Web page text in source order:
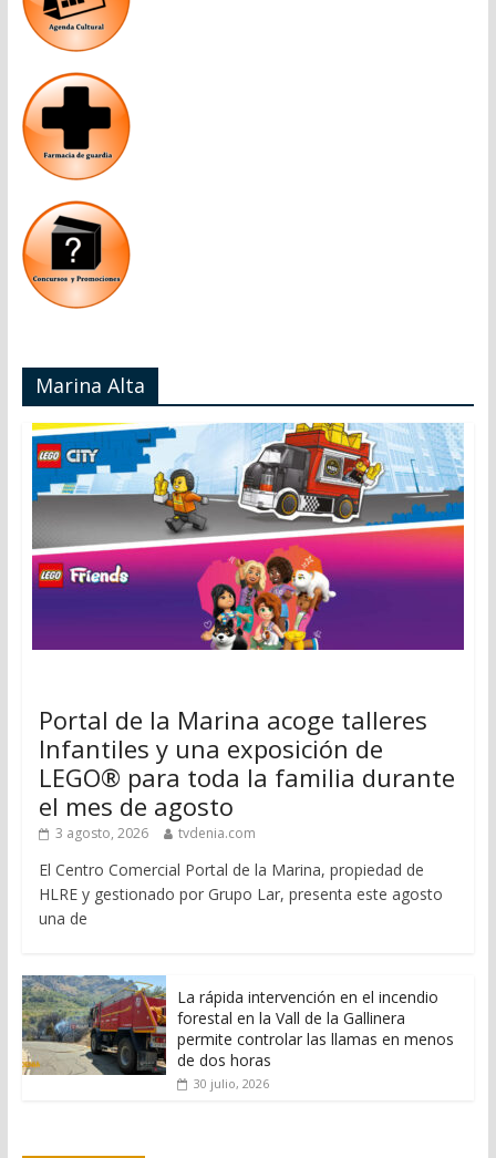
Marina Alta
Portal de la Marina acoge talleres
Infantiles y una exposición de
LEGO® para toda la familia durante
el mes de agosto
3 agosto, 2026 tvdenia.com
El Centro Comercial Portal de la Marina, propiedad de
HLRE y gestionado por Grupo Lar, presenta este agosto
una de
La rápida intervención en el incendio
forestal en la Vall de la Gallinera
permite controlar las llamas en menos
de dos horas
30 julio, 2026